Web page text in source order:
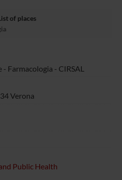
of places
Farmacologia - CIRSAL
Verona
Public Health